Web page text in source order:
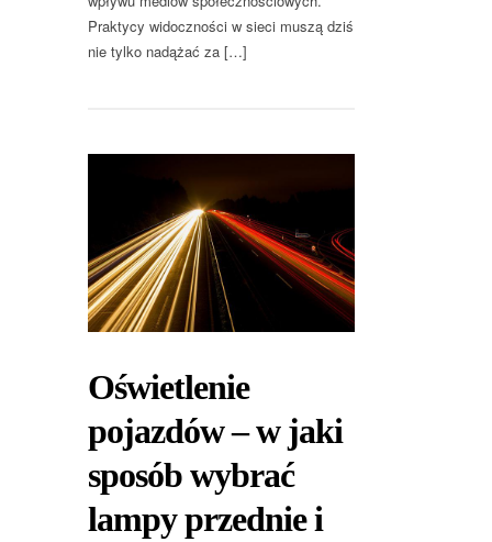
Praktycy widoczności w sieci muszą dziś
nie tylko nadążać za […]
Oświetlenie
pojazdów – w jaki
sposób wybrać
lampy przednie i